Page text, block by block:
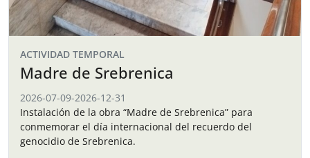
ACTIVIDAD TEMPORAL
Madre de Srebrenica
2026-07-09-2026-12-31
Instalación de la obra “Madre de Srebrenica” para
conmemorar el día internacional del recuerdo del
genocidio de Srebrenica.